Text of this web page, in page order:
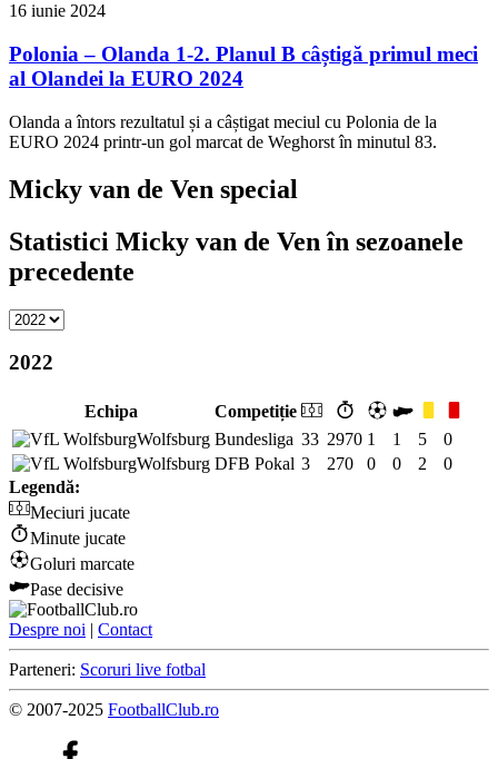
16 iunie 2024
Polonia – Olanda 1-2. Planul B câștigă primul meci
al Olandei la EURO 2024
Olanda a întors rezultatul și a câștigat meciul cu Polonia de la
EURO 2024 printr-un gol marcat de Weghorst în minutul 83.
Micky van de Ven special
Statistici Micky van de Ven în sezoanele
precedente
2022
Echipa
Competiție
Wolfsburg Bundesliga 33 2970 1 1 5
0
Wolfsburg DFB Pokal 3 270 0 0 2
0
Legendă:
Meciuri jucate
Minute jucate
Goluri marcate
Pase decisive
Despre noi | Contact
Parteneri: Scoruri live fotbal
© 2007-2025 FootballClub.ro